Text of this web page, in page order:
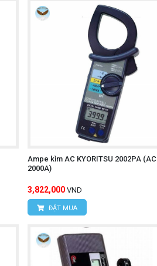
Ampe kìm AC KYORITSU 2002PA (AC
2000A)
3,822,000 VND
ĐẶT MUA